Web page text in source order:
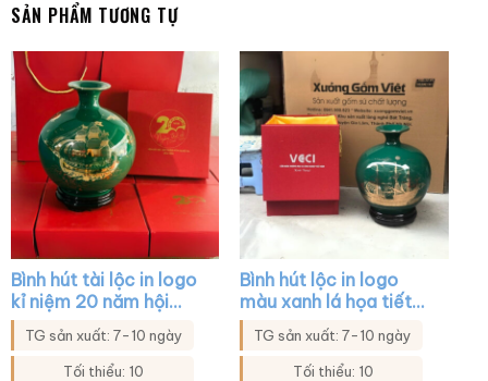
SẢN PHẨM TƯƠNG TỰ
Bình hút tài lộc in logo
kỉ niệm 20 năm hội
khóa màu xanh lá họa
tiết thuận buồm xuôi
gió XG-BHL40
TG sản xuất: 7-10 ngày
Tối thiểu: 10
Bình hút lộc in logo
màu xanh lá họa tiết
thuận buồm xuôi gió
XG-BHL18
TG sản xuất: 7-10 ngày
Tối thiểu: 10